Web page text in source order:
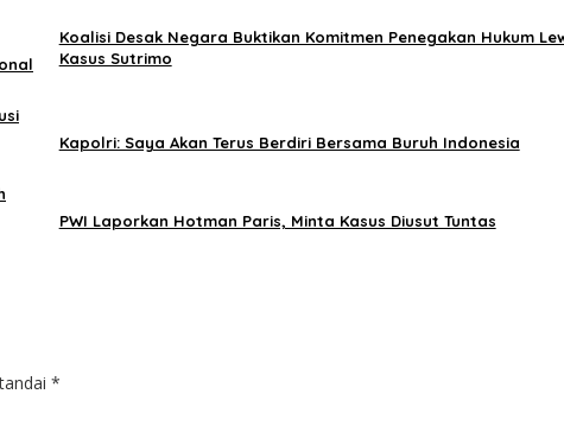
Koalisi Desak Negara Buktikan Komitmen Penegakan Hukum
Kasus Sutrimo
Kapolri: Saya Akan Terus Berdiri Bersama Buruh Indonesia
PWI Laporkan Hotman Paris, Minta Kasus Diusut Tuntas
*